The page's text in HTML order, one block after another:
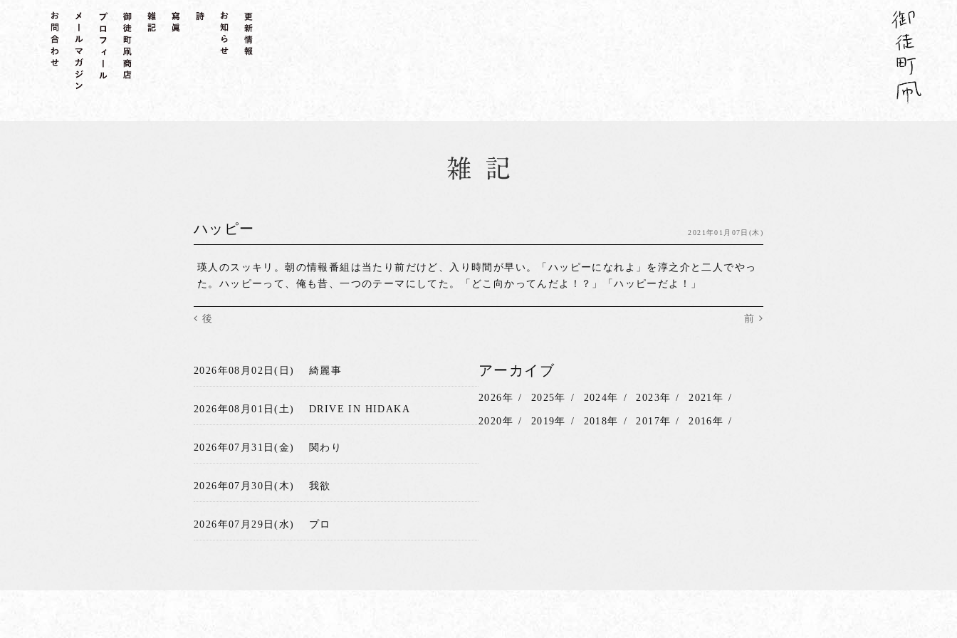
ハッピー 2021年01月07日(木)
瑛人のスッキリ。朝の情報番組は当たり前だけど、入り時間が早い。「ハッピーになれよ」を淳之介と二人でやっ
た。ハッピーって、俺も昔、一つのテーマにしてた。「どこ向かってんだよ！？」「ハッピーだよ！」
後 前
2026年08月02日(日) 綺麗事
2026年08月01日(土) DRIVE IN HIDAKA
2026年07月31日(金) 関わり
2026年07月30日(木) 我欲
2026年07月29日(水) プロ
アーカイブ
2026年 2025年 2024年 2023年 2021年
2020年 2019年 2018年 2017年 2016年